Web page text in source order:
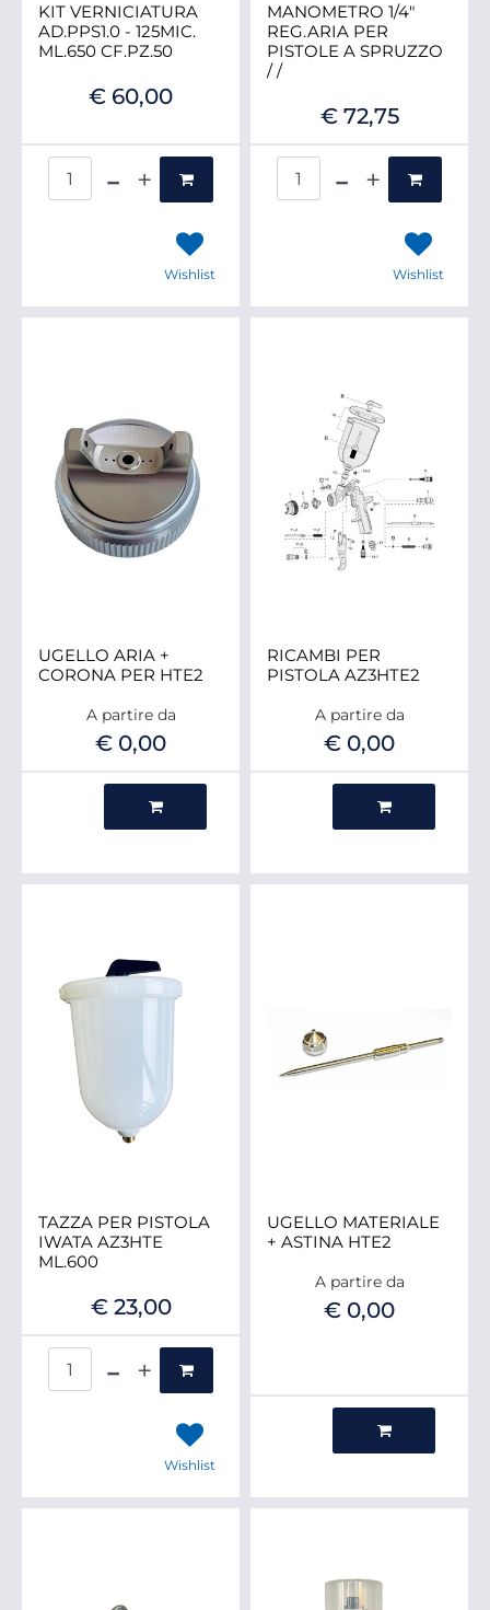
KIT VERNICIATURA
AD.PPS1.0 - 125MIC.
ML.650 CF.PZ.50
€ 60,00
Wishlist
MANOMETRO 1/4"
REG.ARIA PER
PISTOLE A SPRUZZO
/ /
€ 72,75
Wishlist
UGELLO ARIA +
CORONA PER HTE2
A partire da
€ 0,00
RICAMBI PER
PISTOLA AZ3HTE2
A partire da
€ 0,00
TAZZA PER PISTOLA
IWATA AZ3HTE
ML.600
€ 23,00
Wishlist
UGELLO MATERIALE
+ ASTINA HTE2
A partire da
€ 0,00